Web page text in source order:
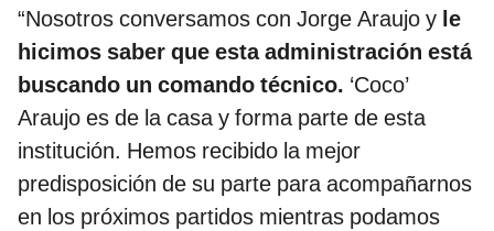
“Nosotros conversamos con Jorge Araujo y le
hicimos saber que esta administración está
buscando un comando técnico. ‘Coco’
Araujo es de la casa y forma parte de esta
institución. Hemos recibido la mejor
predisposición de su parte para acompañarnos
en los próximos partidos mientras podamos